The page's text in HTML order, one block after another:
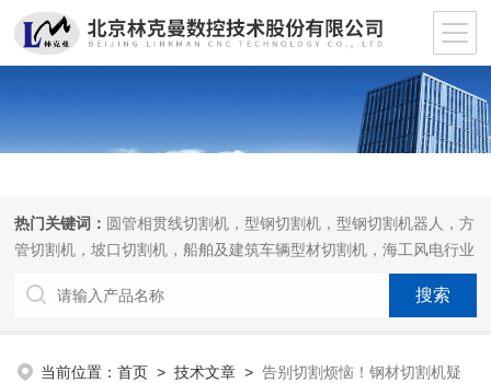
热门关键词： 圆管相贯线切割机，型钢切割机，型钢切割机器人，方
管切割机，坡口切割机，船舶及建筑车辆型材切割机，海工风电行业
当前位置：首页 >技术文章 >告别切割烦恼！钢材切割机疑